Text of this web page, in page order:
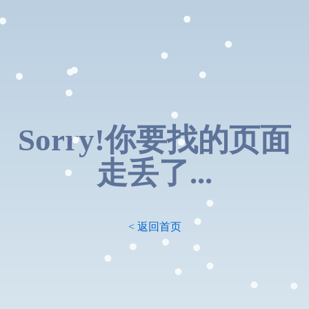
Sorry!你要找的页面
走丢了...
< 返回首页